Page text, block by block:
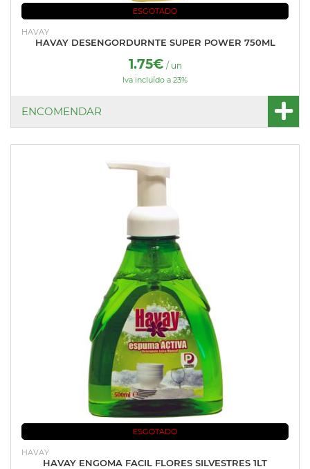
ESGOTADO
HAVAY
HAVAY DESENGORDURNTE SUPER POWER 750ML
1.75€ / un
Iva incluído a 23%
ENCOMENDAR
ESGOTADO
HAVAY
HAVAY ENGOMA FACIL FLORES SILVESTRES 1LT